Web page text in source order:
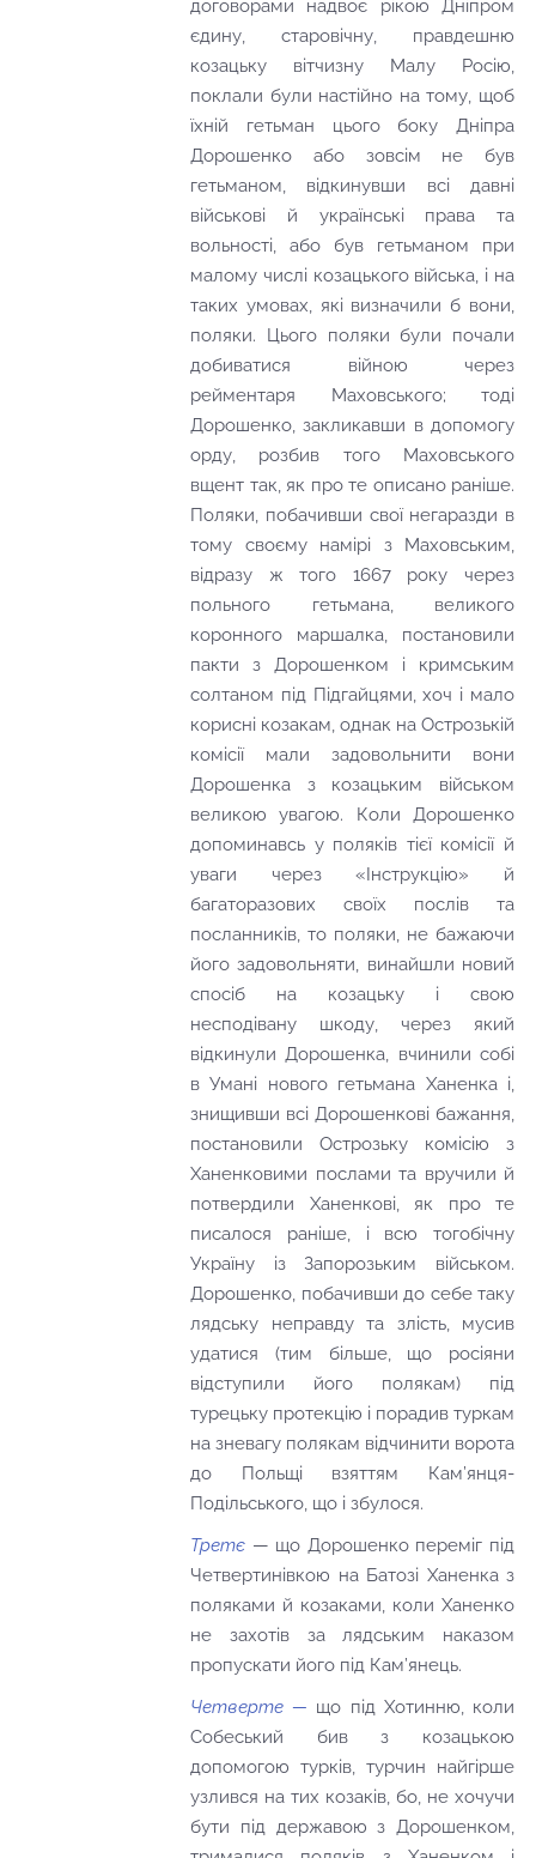
договорами надвоє рікою Дніпром
єдину, старовічну, правдешню
козацьку вітчизну Малу Росію,
поклали були настійно на тому, щоб
їхній гетьман цього боку Дніпра
Дорошенко або зовсім не був
гетьманом, відкинувши всі давні
військові й українські права та
вольності, або був гетьманом при
малому числі козацького війська, і на
таких умовах, які визначили б вони,
поляки. Цього поляки були почали
добиватися війною через
рейментаря Маховського; тоді
Дорошенко, закликавши в допомогу
орду, розбив того Маховського
вщент так, як про те описано раніше.
Поляки, побачивши свої негаразди в
тому своєму намірі з Маховським,
відразу ж того 1667 року через
польного гетьмана, великого
коронного маршалка, постановили
пакти з Дорошенком і кримським
солтаном під Підгайцями, хоч і мало
корисні козакам, однак на Острозькій
комісії мали задовольнити вони
Дорошенка з козацьким військом
великою увагою. Коли Дорошенко
допоминавсь у поляків тієї комісії й
уваги через «Інструкцію» й
багаторазових своїх послів та
посланників, то поляки, не бажаючи
його задовольняти, винайшли новий
спосіб на козацьку і свою
несподівану шкоду, через який
відкинули Дорошенка, вчинили собі
в Умані нового гетьмана Ханенка і,
знищивши всі Дорошенкові бажання,
постановили Острозьку комісію з
Ханенковими послами та вручили й
потвердили Ханенкові, як про те
писалося раніше, і всю тогобічну
Україну із Запорозьким військом.
Дорошенко, побачивши до себе таку
лядську неправду та злість, мусив
удатися (тим більше, що росіяни
відступили його полякам) під
турецьку протекцію і порадив туркам
на зневагу полякам відчинити ворота
до Польщі взяттям Кам’янця-
Подільського, що і збулося.
Третє — що Дорошенко переміг під
Четвертинівкою на Батозі Ханенка з
поляками й козаками, коли Ханенко
не захотів за лядським наказом
пропускати його під Кам’янець.
Четверте — що під Хотинню, коли
Собеський бив з козацькою
допомогою турків, турчин найгірше
узлився на тих козаків, бо, не хочучи
бути під державою з Дорошенком,